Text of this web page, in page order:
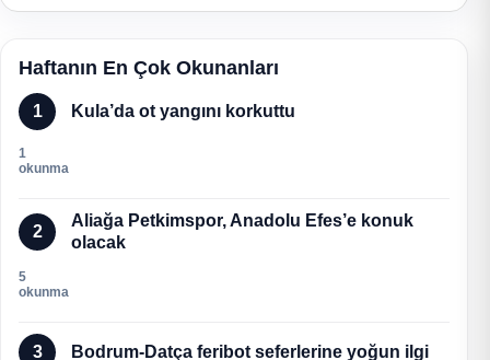
Haftanın En Çok Okunanları
1 Kula’da ot yangını korkuttu
1
okunma
2
Aliağa Petkimspor, Anadolu Efes’e konuk
olacak
5
okunma
3 Bodrum-Datça feribot seferlerine yoğun ilgi